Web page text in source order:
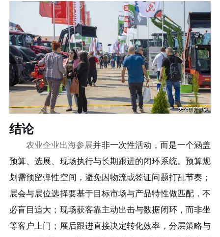
结论
农业企业出海参展并非一次性活动，而是一个涵盖
预算、选展、现场执行与长期跟进的闭环系统。预算规
划需预留弹性空间，避免因物流或签证问题打乱节奏；
展会与展位选择要基于目标市场与产品特性做匹配，不
必盲目追大；现场获客靠主动出击与数据闭环，而非坐
等客户上门；展后跟进直接决定转化效率，分层策略与